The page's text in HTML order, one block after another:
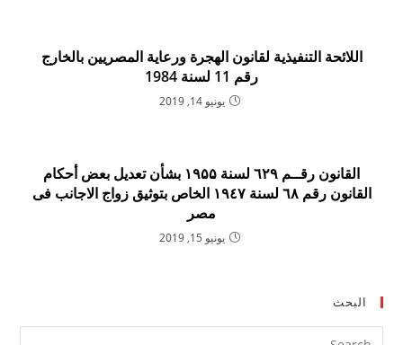
اللائحة التنفيذية لقانون الهجرة ورعاية المصريين بالخارج
رقم 11 لسنة 1984
يونيو 14, 2019
القانون رقــم ٦۲۹ لسنة ۱۹۵۵ بشأن تعديل بعض أحكام
القانون رقم ٦۸ لسنة ۱۹٤۷ الخاص بتوثيق زواج الاجانب فى
مصر
يونيو 15, 2019
البحث